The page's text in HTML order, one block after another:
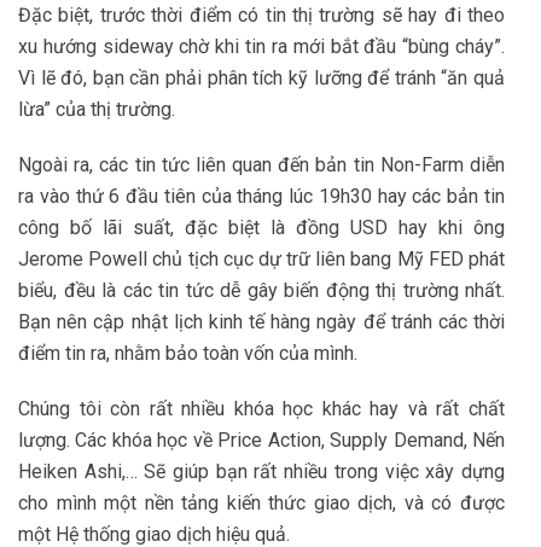
Đặc biệt, trước thời điểm có tin thị trường sẽ hay đi theo
xu hướng sideway chờ khi tin ra mới bắt đầu “bùng cháy”.
Vì lẽ đó, bạn cần phải phân tích kỹ lưỡng để tránh “ăn quả
lừa” của thị trường.
Ngoài ra, các tin tức liên quan đến bản tin Non-Farm diễn
ra vào thứ 6 đầu tiên của tháng lúc 19h30 hay các bản tin
công bố lãi suất, đặc biệt là đồng USD hay khi ông
Jerome Powell chủ tịch cục dự trữ liên bang Mỹ FED phát
biểu, đều là các tin tức dễ gây biến động thị trường nhất.
Bạn nên cập nhật lịch kinh tế hàng ngày để tránh các thời
điểm tin ra, nhằm bảo toàn vốn của mình.
Chúng tôi còn rất nhiều khóa học khác hay và rất chất
lượng. Các khóa học về Price Action, Supply Demand, Nến
Heiken Ashi,… Sẽ giúp bạn rất nhiều trong việc xây dựng
cho mình một nền tảng kiến thức giao dịch, và có được
một Hệ thống giao dịch hiệu quả.